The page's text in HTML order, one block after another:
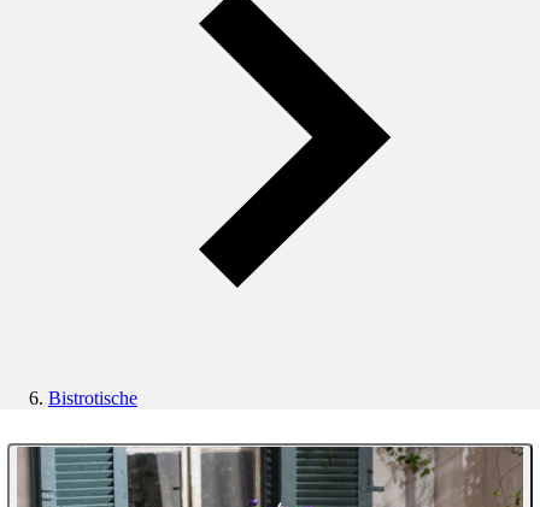
Bistrotische